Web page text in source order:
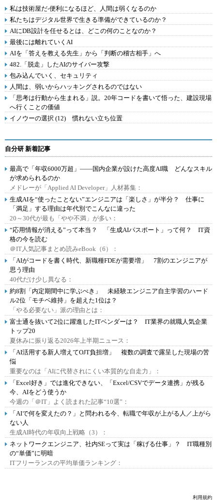
私は技術屋だ-便利になるほど、人間は弱くなるのか
私たちはデジタル世界で生きる準備ができているのか？
AIにDB設計を任せるとは、どこの何のことなのか？
最後には離れていくAI
AIを「答えを教える先生」から「判断の稽古相手」へ
482.「脱走」したAIのサイバー攻撃
包み込んでいく、セキュリティ
人間は、弱いからハッキングされるのではない
「思考は行動から生まれる」説。20年コードを書いて悟った、建設現場
へ行くことの価値
イノウーの選択 (12) 慣れない立ち位置
自分研 新着記事
最高で「年収6000万超」――国内企業が設けた高度AI職 どんなスキル
が求められるのか
メドレーが「Applied AI Developer」人材募集：
生成AIを“使ったことない”エンジニアは「楽しさ」が半分？ 仕事に
「満足」する理由は年代別でこんなに違った
20～30代が最も「やや不満」が多い：
“応用情報が消える”って本当？ 「生成AIパスポート」って何？ IT資
格の今を読む
＠IT人気記事まとめ読みeBook（6）：
「AIがコードを書く時代、新職種FDEが需要増」 7割のエンジニアが
思う理由
40代だけ少し異なる：
約8割「内定期間中に学ぶべき」 未経験エンジニア自主学習のハード
ル2位「モチベ維持」を超えた1位は？
「やる必要ない」派の理由とは：
富士通を抜いて2位に躍進したITベンダーは？ IT業界の就職人気企業
トップ20
夏休みに振り返る2026年上半期ニュース：
「AI活用する新人増えてOJT負担増」 複数の調査で露呈した現場の苦
悩
重要なのは「AIに代替されにくい本質的な自走力」：
「Excel好き」では進化できない、「Excel/CSVでデータ連携」が残る
今、AIをどう使うか
今週の「＠IT」よく読まれた記事“10選”：
「AIで何を変えたの？」と問われる今、転職で年収が上がる人／上がら
ない人
生成AI時代の年収向上戦略（3）：
ネットワークエンジニア、社内SEって実は「稼げる仕事」？ IT職種別
の“単価”に明暗
ITフリーランスの平均単価ランキング：
利用規約